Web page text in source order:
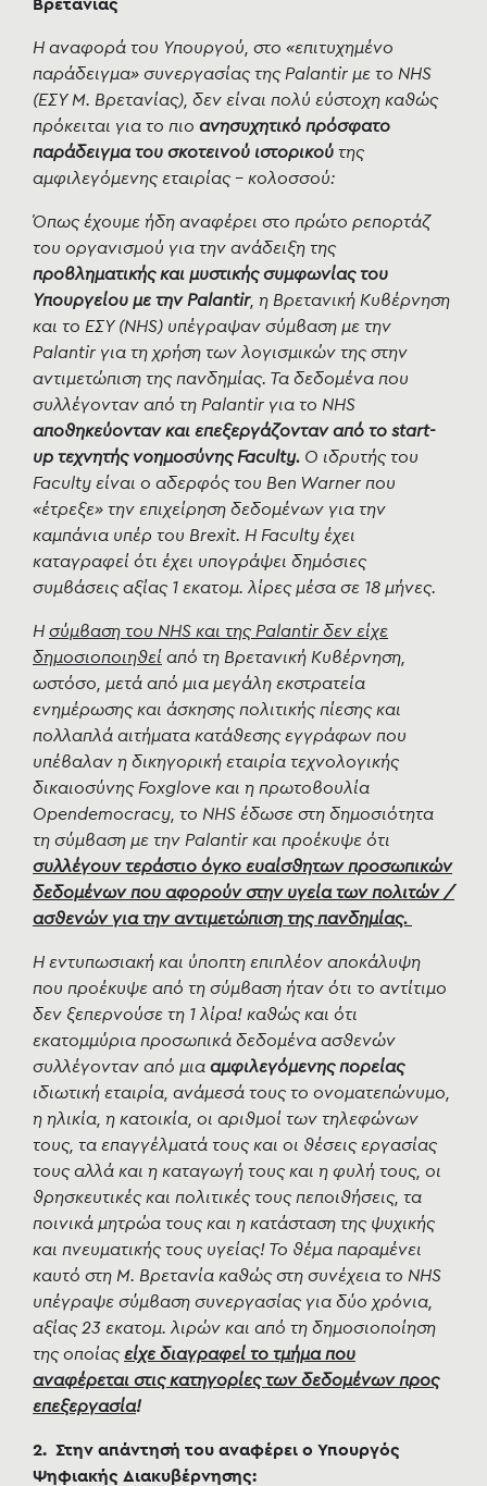
Βρετανίας
Η αναφορά του Υπουργού, στο «επιτυχημένο
παράδειγμα» συνεργασίας της Palantir με το NHS
(ΕΣΥ Μ. Βρετανίας), δεν είναι πολύ εύστοχη καθώς
πρόκειται για το πιο ανησυχητικό πρόσφατο
παράδειγμα του σκοτεινού ιστορικού της
αμφιλεγόμενης εταιρίας - κολοσσού:
Όπως έχουμε ήδη αναφέρει στο πρώτο ρεπορτάζ
του οργανισμού για την ανάδειξη της
προβληματικής και μυστικής συμφωνίας του
Υπουργείου με την Palantir, η Βρετανική Κυβέρνηση
και το ΕΣΥ (NHS) υπέγραψαν σύμβαση με την
Palantir για τη χρήση των λογισμικών της στην
αντιμετώπιση της πανδημίας. Τα δεδομένα που
συλλέγονταν από τη Palantir για το NHS
αποθηκεύονταν και επεξεργάζονταν από το start-
up τεχνητής νοημοσύνης Faculty. Ο ιδρυτής του
Faculty είναι ο αδερφός του Ben Warner που
«έτρεξε» την επιχείρηση δεδομένων για την
καμπάνια υπέρ του Brexit. H Faculty έχει
καταγραφεί ότι έχει υπογράψει δημόσιες
συμβάσεις αξίας 1 εκατομ. λίρες μέσα σε 18 μήνες.
Η σύμβαση του NHS και της Palantir δεν είχε
δημοσιοποιηθεί από τη Βρετανική Κυβέρνηση,
ωστόσο, μετά από μια μεγάλη εκστρατεία
ενημέρωσης και άσκησης πολιτικής πίεσης και
πολλαπλά αιτήματα κατάθεσης εγγράφων που
υπέβαλαν η δικηγορική εταιρία τεχνολογικής
δικαιοσύνης Foxglove και η πρωτοβουλία
Οpendemocracy, το NHS έδωσε στη δημοσιότητα
τη σύμβαση με την Palantir και προέκυψε ότι
συλλέγουν τεράστιο όγκο ευαίσθητων προσωπικών
δεδομένων που αφορούν στην υγεία των πολιτών /
ασθενών για την αντιμετώπιση της πανδημίας.
Η εντυπωσιακή και ύποπτη επιπλέον αποκάλυψη
που προέκυψε από τη σύμβαση ήταν ότι το αντίτιμο
δεν ξεπερνούσε τη 1 λίρα! καθώς και ότι
εκατομμύρια προσωπικά δεδομένα ασθενών
συλλέγονταν από μια αμφιλεγόμενης πορείας
ιδιωτική εταιρία, ανάμεσά τους το ονοματεπώνυμο,
η ηλικία, η κατοικία, οι αριθμοί των τηλεφώνων
τους, τα επαγγέλματά τους και οι θέσεις εργασίας
τους αλλά και η καταγωγή τους και η φυλή τους, οι
θρησκευτικές και πολιτικές τους πεποιθήσεις, τα
ποινικά μητρώα τους και η κατάσταση της ψυχικής
και πνευματικής τους υγείας! Το θέμα παραμένει
καυτό στη Μ. Βρετανία καθώς στη συνέχεια το NHS
υπέγραψε σύμβαση συνεργασίας για δύο χρόνια,
αξίας 23 εκατομ. λιρών και από τη δημοσιοποίηση
της οποίαςείχε διαγραφεί το τμήμα που
αναφέρεται στις κατηγορίες των δεδομένων προς
επεξεργασία!
2. Στην απάντησή του αναφέρει ο Υπουργός
Ψηφιακής Διακυβέρνησης: